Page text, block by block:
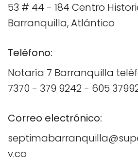
53 # 44 - 184 Centro
Barranquilla, Atlántico
Teléfono:
Notaría 7 Barranquilla
7370 - 379 9242 - 605
Correo electrónico:
v.co